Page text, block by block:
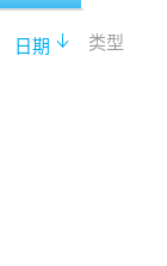
类型
日期